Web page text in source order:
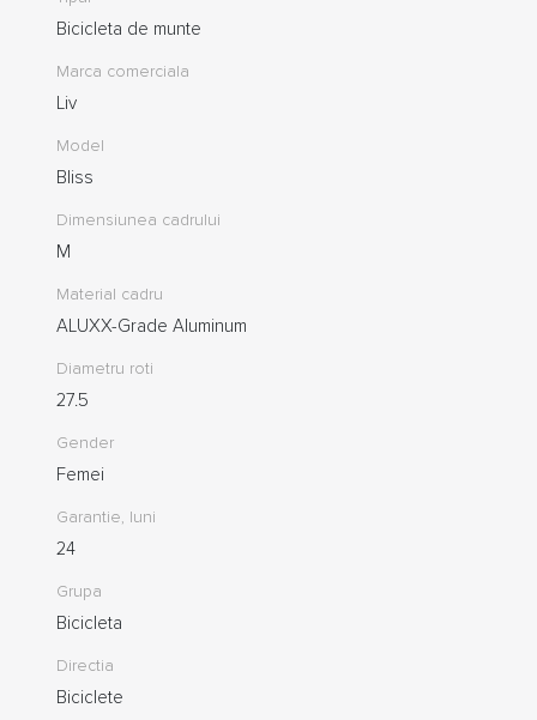
Bicicleta de munte
Marca comerciala
Liv
Model
Bliss
Dimensiunea cadrului
M
Material cadru
ALUXX-Grade Aluminum
Diametru roti
27.5
Gender
Femei
Garantie, luni
24
Grupa
Bicicleta
Directia
Biciclete